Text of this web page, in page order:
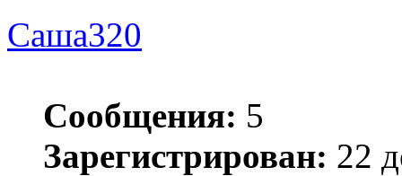
Саша320
Сообщения: 5
Зарегистрирован: 22